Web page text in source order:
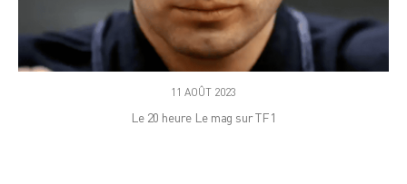
11 AOÛT 2023
Le 20 heure Le mag sur TF1